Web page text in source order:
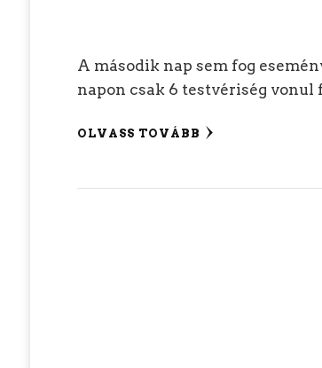
A második nap sem fog
napon csak 6 testvériség
OLVASS TOVÁBB